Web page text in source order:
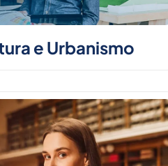
e Urbanismo